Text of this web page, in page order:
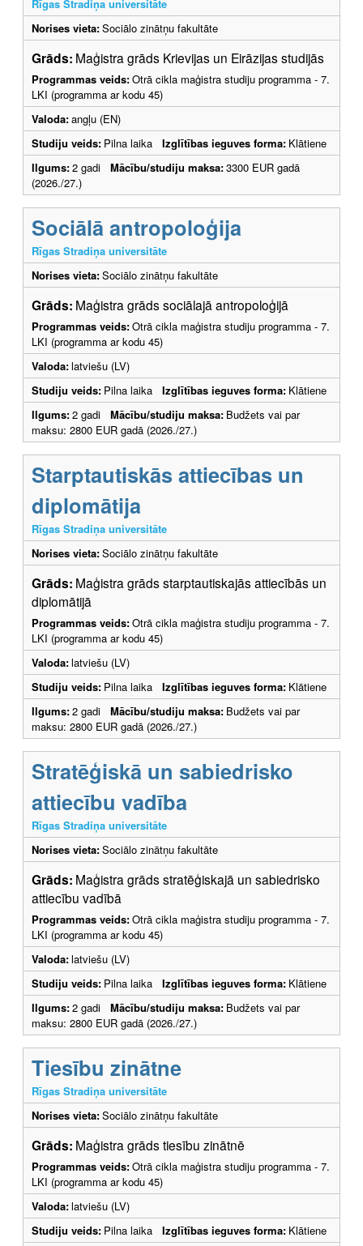
Rīgas Stradiņa universitāte
Norises vieta:Sociālo zinātņu fakultāte
Grāds: Maģistra grāds Krievijas un Eirāzijas studijās
Programmas veids:Otrā cikla maģistra studiju programma - 7.
LKI (programma ar kodu 45)
Valoda:angļu (EN)
Studiju veids: Pilna laika Izglītības ieguves forma: Klātiene
Ilgums:2 gadi Mācību/studiju maksa:3300 EUR gadā
(2026./27.)
Sociālā antropoloģija
Rīgas Stradiņa universitāte
Norises vieta:Sociālo zinātņu fakultāte
Grāds: Maģistra grāds sociālajā antropoloģijā
Programmas veids:Otrā cikla maģistra studiju programma - 7.
LKI (programma ar kodu 45)
Valoda:latviešu (LV)
Studiju veids: Pilna laika Izglītības ieguves forma: Klātiene
Ilgums:2 gadi Mācību/studiju maksa: Budžets vai par
maksu: 2800 EUR gadā (2026./27.)
Starptautiskās attiecības un
diplomātija
Rīgas Stradiņa universitāte
Norises vieta:Sociālo zinātņu fakultāte
Grāds: Maģistra grāds starptautiskajās attiecībās un
diplomātijā
Programmas veids:Otrā cikla maģistra studiju programma - 7.
LKI (programma ar kodu 45)
Valoda:latviešu (LV)
Studiju veids: Pilna laika Izglītības ieguves forma: Klātiene
Ilgums:2 gadi Mācību/studiju maksa: Budžets vai par
maksu: 2800 EUR gadā (2026./27.)
Stratēģiskā un sabiedrisko
attiecību vadība
Rīgas Stradiņa universitāte
Norises vieta:Sociālo zinātņu fakultāte
Grāds: Maģistra grāds stratēģiskajā un sabiedrisko
attiecību vadībā
Programmas veids:Otrā cikla maģistra studiju programma - 7.
LKI (programma ar kodu 45)
Valoda:latviešu (LV)
Studiju veids: Pilna laika Izglītības ieguves forma: Klātiene
Ilgums:2 gadi Mācību/studiju maksa: Budžets vai par
maksu: 2800 EUR gadā (2026./27.)
Tiesību zinātne
Rīgas Stradiņa universitāte
Norises vieta:Sociālo zinātņu fakultāte
Grāds: Maģistra grāds tiesību zinātnē
Programmas veids:Otrā cikla maģistra studiju programma - 7.
LKI (programma ar kodu 45)
Valoda:latviešu (LV)
Studiju veids: Pilna laika Izglītības ieguves forma: Klātiene